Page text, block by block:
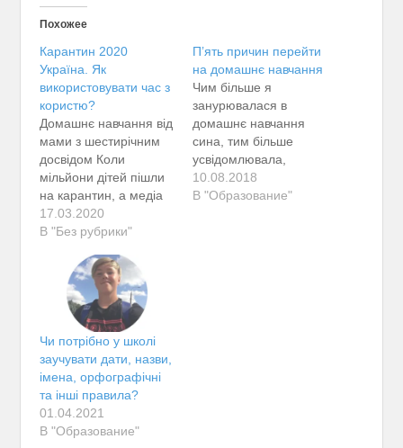
Похожее
Карантин 2020
Україна. Як
використовувати час з
користю?
Домашнє навчання від
мами з шестирічним
досвідом Коли
мільйони дітей пішли
на карантин, а медіа
сповнені
рекомендаціями
ресурсів для
навчання, поділюся
своїм досвідом роботи
з дитиною в умовах
домашнього і
дистанційного
навчання. Карантин —
чудова можливість
поекспериментувати з
різними форматами
17.03.2020
В "Без рубрики"
П’ять причин перейти
на домашнє навчання
Чим більше я
занурювалася в
домашнє навчання
сина, тим більше
усвідомлювала,
наскільки такий підхід
доречний для дітей
10.08.2018
В "Образование"
Чи потрібно у школі
заучувати дати, назви,
імена, орфографічні
та інші правила?
01.04.2021
В "Образование"